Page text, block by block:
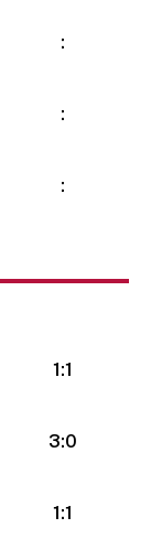
:
:
:
1:1
3:0
1:1